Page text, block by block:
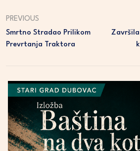
PREVIOUS
Smrtno Stradao Prilikom
Prevrtanja Traktora
Završila